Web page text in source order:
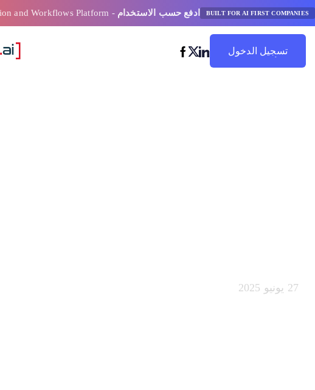
ادفع حسب الاستخدام - AI Model Orchestration and Workflows Platform BUILT FOR AI FIRST COMPANIES
تسجيل الدخول
27 يونيو 2025